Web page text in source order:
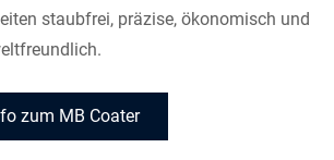
staubfrei, präzise, ökonomisch und
zum MB Coater